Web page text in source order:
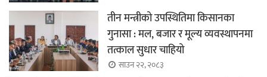
तीन मन्त्रीको उपस्थितिमा किसानका
गुनासा : मल, बजार र मूल्य व्यवस्थापनमा
तत्काल सुधार चाहियो
साउन २२, २०८३